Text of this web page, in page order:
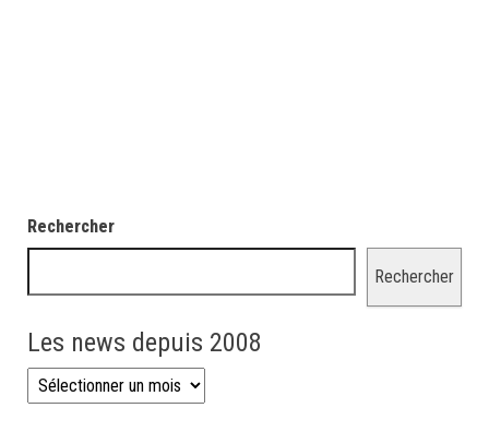
Rechercher
Rechercher
Les news depuis 2008
Les news depuis 2008